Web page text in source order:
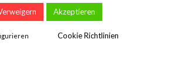
Livehandel am Nachmittag
Akzeptieren
Cookie Richtlinien